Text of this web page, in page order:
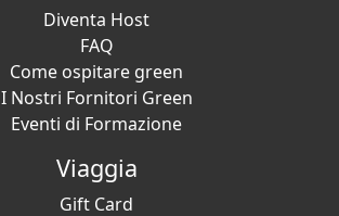
Diventa Host
FAQ
Come ospitare green
I Nostri Fornitori Green
Eventi di Formazione
Viaggia
Gift Card